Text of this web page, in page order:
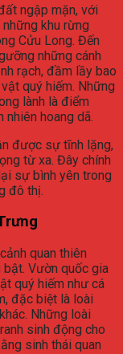
ngập mặn, với
khu rừng
Cửu Long. Đến
những cánh
rạch, đầm lầy bao
quý hiếm. Những
lành là điểm
nhiên hoang dã.
được sự tĩnh lặng,
từ xa. Đây chính
sự bình yên trong
đô thị.
quan thiên
Vườn quốc gia
quý hiếm như cá
đặc biệt là loài
Những loài
sinh động cho
sinh thái quan